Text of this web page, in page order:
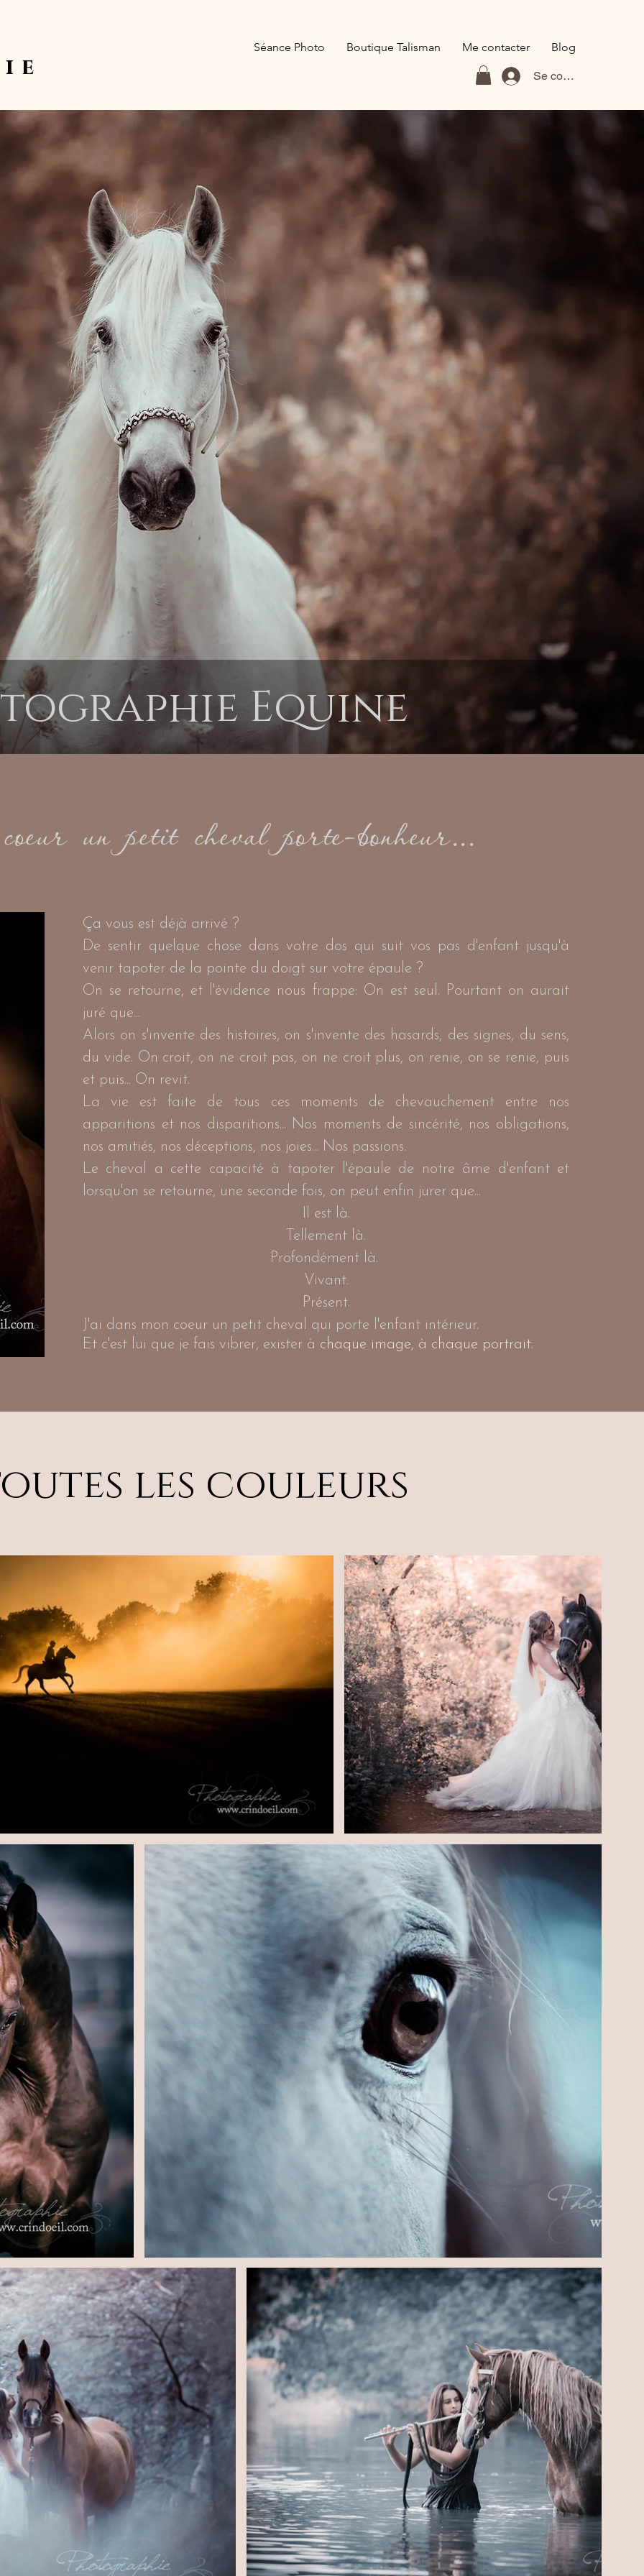
Séance Photo Boutique Talisman Me contacter Blog
Se connecter
Equine
un petit cheval porte-bonheur...
Ça vous est déjà arrivé ?
De sentir quelque chose dans votre dos qui suit vos pas d'enfant jusqu'à
venir tapoter de la pointe du doigt sur votre épaule ?
On se retourne, et l'évidence nous frappe: On est seul. Pourtant on aurait
juré que...
Alors on s'invente des histoires, on s'invente des hasards, des signes, du sens,
du vide. On croit, on ne croit pas, on ne croit plus, on renie, on se renie, puis
et puis... On revit.
La vie est faite de tous ces moments de chevauchement entre nos
apparitions et nos disparitions... Nos moments de sincérité, nos obligations,
nos amitiés, nos déceptions, nos joies... Nos passions.
Le cheval a cette capacité à tapoter l'épaule de notre âme d'enfant et
lorsqu'on se retourne, une seconde fois, on peut enfin jurer que...
Il est là.
Tellement là.
Profondément là.
Vivant.
Présent.
J'ai dans mon coeur un petit cheval qui porte l'enfant intérieur.
Et c'est lui que je fais vibrer, exister à chaque image, à chaque portrait.
les couleurs